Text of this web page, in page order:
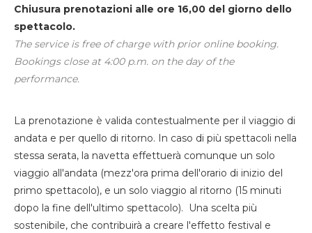
Chiusura prenotazioni alle ore 16,00 del giorno dello
spettacolo.
The service is free of charge with prior online booking.
Bookings close at 4:00 p.m. on the day of the
performance.
La prenotazione è valida contestualmente per il viaggio di
andata e per quello di ritorno. In caso di più spettacoli nella
stessa serata, la navetta effettuerà comunque un solo
viaggio all'andata (mezz'ora prima dell'orario di inizio del
primo spettacolo), e un solo viaggio al ritorno (15 minuti
dopo la fine dell'ultimo spettacolo). Una scelta più
sostenibile, che contribuirà a creare l'effetto festival e